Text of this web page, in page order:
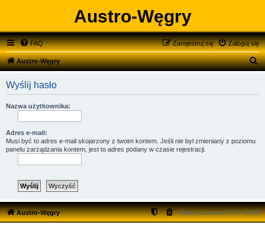
Austro-Węgry
FAQ Zaloguj się
Zarejestruj się
Austro-Węgry
S
Wyślij hasło
Nazwa użytkownika:
Adres e-mail:
Musi być to adres e-mail skojarzony z twoim kontem. Jeśli nie był zmieniany z poziomu
panelu zarządzania kontem, jest to adres podany w czasie rejestracji.
Austro-Węgry Strefa czasowaUTC+02:00